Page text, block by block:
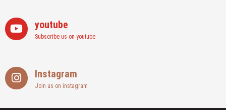
youtube
Subscribe us on youtube
Instagram
Join us on instagram